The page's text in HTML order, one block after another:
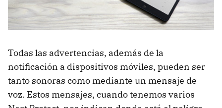
Todas las advertencias, además de la
notificación a dispositivos móviles, pueden ser
tanto sonoras como mediante un mensaje de
voz. Estos mensajes, cuando tenemos varios